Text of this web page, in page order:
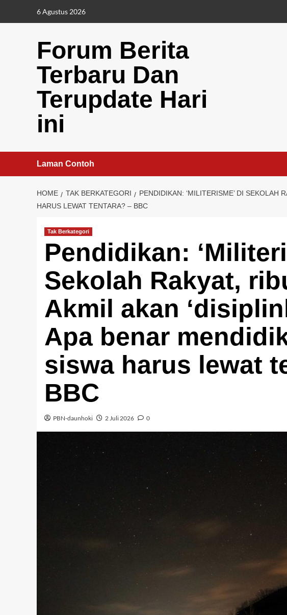
6 Agustus 2026
Forum Berita
Terbaru Dan
Terupdate Hari
ini
Laman Contoh
HOME TAK BERKATEGORI
PENDIDIKAN: ‘MILITERISME’ DI SEKOLAH
HARUS LEWAT TENTARA? – BBC
Tak Berkategori
Pendidikan:
Sekolah Rakyat,
Akmil akan
Apa benar
siswa harus lewat
BBC
PBN-daunhoki 2 Juli 2026 0